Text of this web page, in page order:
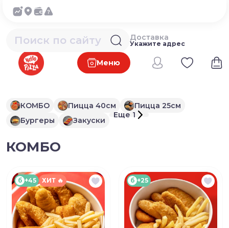
Меню
Доставка
Укажите адрес
КОМБО Пицца 40см
Пицца 25см
Бургеры
Закуски
Еще 1
КОМБО
б +45 ХИТ 🔥 б +25